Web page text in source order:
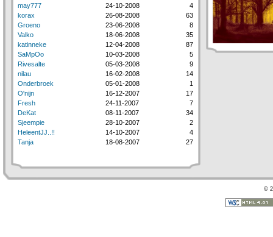
may777
24-10-2008
4
korax
26-08-2008
63
Groeno
23-06-2008
8
Valko
18-06-2008
35
katinneke
12-04-2008
87
SaMpOo
10-03-2008
5
Rivesalte
05-03-2008
9
nilau
16-02-2008
14
Onderbroek
05-01-2008
1
O'nijn
16-12-2007
17
Fresh
24-11-2007
7
DeKat
08-11-2007
34
Sjeempie
28-10-2007
2
HeleentJJ..!!
14-10-2007
4
Tanja
18-08-2007 27
©